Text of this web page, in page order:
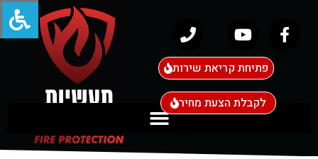
פתיחת קריאת שירות
לקבלת הצעת מחיר